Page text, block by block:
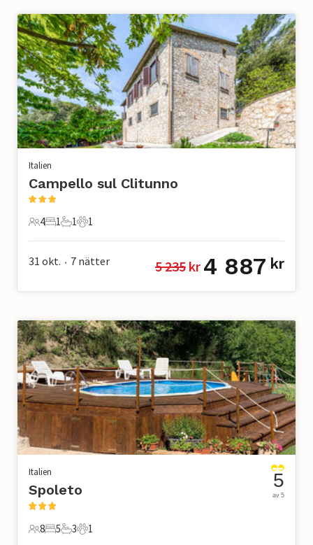
Italien
Campello sul Clitunno
4 Gäster
4
1 Sovrum
1
1 Badrum
1
1 Husdjur
1
31 okt. • 7 nätter 5 235 kr 4 887 kr
Italien
Spoleto
8 Gäster
8
5 Sovrum
5
3 Badrum
3
1 Husdjur
1
5
av 5